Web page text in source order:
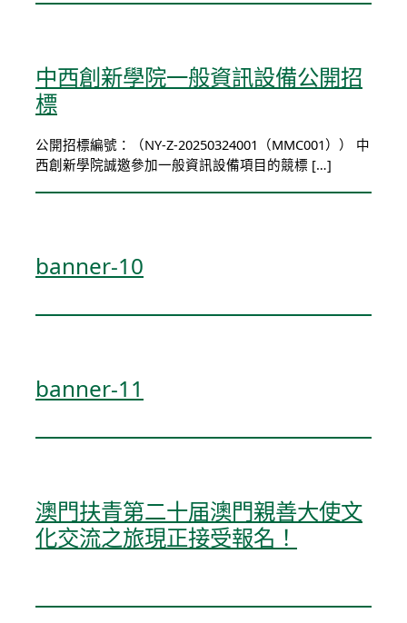
中西創新學院一般資訊設備公開招
標
公開招標編號：（NY-Z-20250324001（MMC001）） 中
西創新學院誠邀參加一般資訊設備項目的競標 […]
banner-10
banner-11
澳門扶青第二十届澳門親善大使文
化交流之旅現正接受報名！